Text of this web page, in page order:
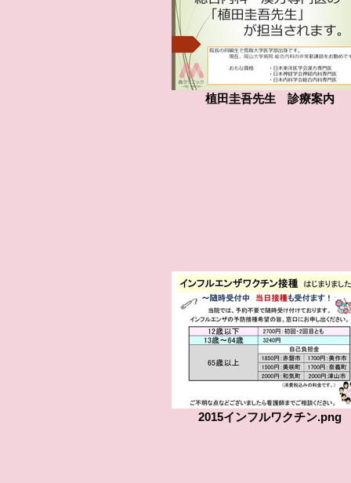
植田圭吾先生 診療案内
2015インフルワクチン.png